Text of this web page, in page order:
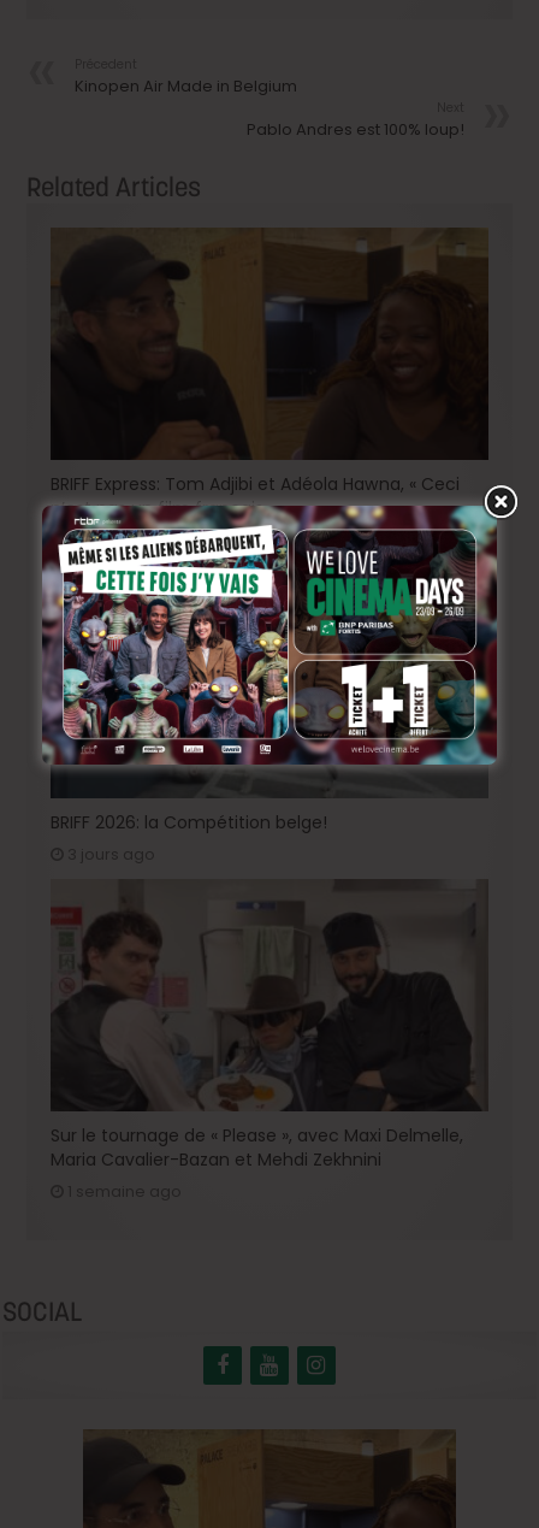
Kinopen Air Made in Belgium
Pablo Andres est 100% loup!
Related Articles
BRIFF Express: Tom Adjibi et Adéola Hawna, « Ceci
n’est pas un film français ».
17 heures ago
BRIFF 2026: la Compétition belge!
3 jours ago
Sur le tournage de « Please », avec Maxi Delmelle,
Maria Cavalier-Bazan et Mehdi Zekhnini
SOCIAL